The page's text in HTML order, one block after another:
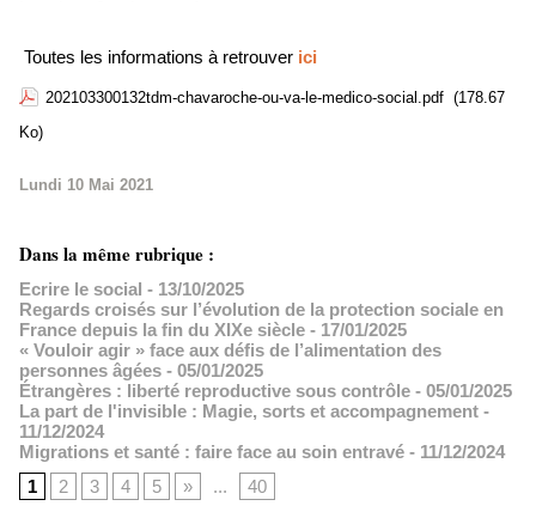
Toutes les informations à retrouver ici
202103300132tdm-chavaroche-ou-va-le-medico-social.pdf (178.67
Ko)
Lundi 10 Mai 2021
Dans la même rubrique :
Ecrire le social - 13/10/2025
Regards croisés sur l’évolution de la protection sociale en
France depuis la fin du XIXe siècle - 17/01/2025
« Vouloir agir » face aux défis de l’alimentation des
personnes âgées - 05/01/2025
Étrangères : liberté reproductive sous contrôle - 05/01/2025
La part de l'invisible : Magie, sorts et accompagnement -
11/12/2024
Migrations et santé : faire face au soin entravé - 11/12/2024
1
2 3 4 5 » ... 40